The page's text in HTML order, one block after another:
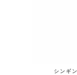
シンギ